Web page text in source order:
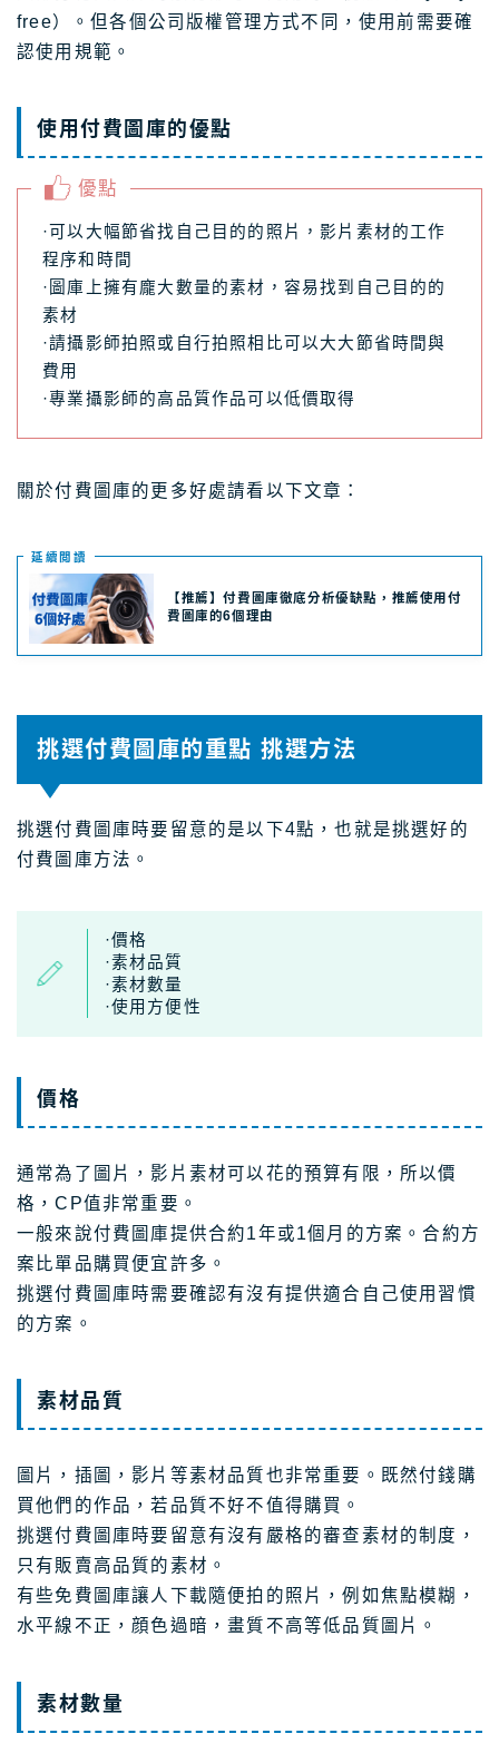
free）。但各個公司版權管理方式不同，使用前需要確
認使用規範。
使用付費圖庫的優點
優點
·可以大幅節省找自己目的的照片，影片素材的工作
程序和時間
·圖庫上擁有龐大數量的素材，容易找到自己目的的
素材
·請攝影師拍照或自行拍照相比可以大大節省時間與
費用
·專業攝影師的高品質作品可以低價取得
關於付費圖庫的更多好處請看以下文章：
延續閲讀
【推薦】付費圖庫徹底分析優缺點，推薦使用付
費圖庫的6個理由
挑選付費圖庫的重點 挑選方法
挑選付費圖庫時要留意的是以下4點，也就是挑選好的
付費圖庫方法。
·價格
·素材品質
·素材數量
·使用方便性
價格
通常為了圖片，影片素材可以花的預算有限，所以價
格，CP值非常重要。
一般來說付費圖庫提供合約1年或1個月的方案。合約方
案比單品購買便宜許多。
挑選付費圖庫時需要確認有沒有提供適合自己使用習慣
的方案。
素材品質
圖片，插圖，影片等素材品質也非常重要。既然付錢購
買他們的作品，若品質不好不值得購買。
挑選付費圖庫時要留意有沒有嚴格的審查素材的制度，
只有販賣高品質的素材。
有些免費圖庫讓人下載隨便拍的照片，例如焦點模糊，
水平線不正，顔色過暗，畫質不高等低品質圖片。
素材數量